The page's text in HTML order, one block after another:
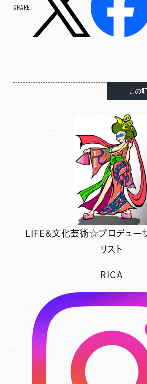
SHARE:
この
LIFE&文化芸術☆プロデュー
リスト
RICA